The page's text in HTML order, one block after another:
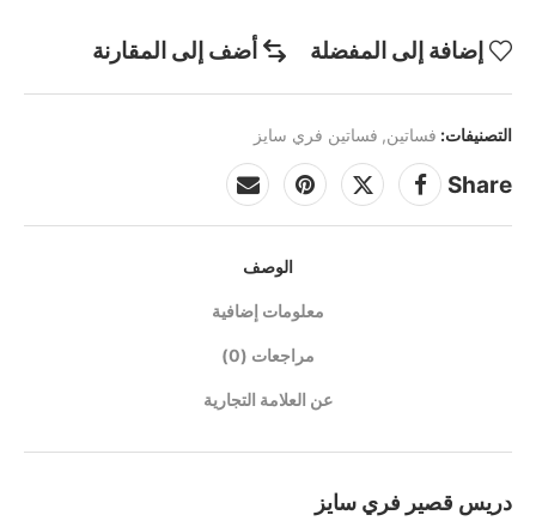
إضافة إلى المفضلة أضف إلى المقارنة
التصنيفات: فساتين, فساتين فري سايز
Share
الوصف
معلومات إضافية
مراجعات (0)
عن العلامة التجارية
دريس قصير فري سايز